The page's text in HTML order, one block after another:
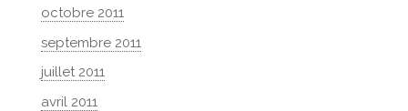
octobre 2011
septembre 2011
juillet 2011
avril 2011